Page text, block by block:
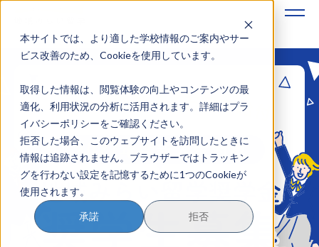
本サイトでは、より適した学校情報のご案内やサー
ビス改善のため、Cookieを使用しています。
取得した情報は、閲覧体験の向上やコンテンツの最
適化、利用状況の分析に活用されます。詳細はプラ
イバシーポリシーをご確認ください。
拒否した場合、このウェブサイトを訪問したときに
情報は追跡されません。ブラウザーではトラッキン
グを行わない設定を記憶するために1つのCookieが
使用されます。
承諾 拒否
地域みらい留学のすすめかた
地域みらい留学とは
学校を探す
イベントを探す
おためし地域留学
マガジン
地域みらい留学奨学金